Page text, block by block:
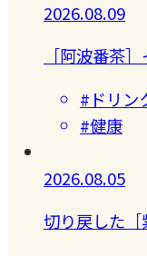
2026.08.09
［阿波番茶
#ドリン
#健康
2026.08.05
切り戻した［